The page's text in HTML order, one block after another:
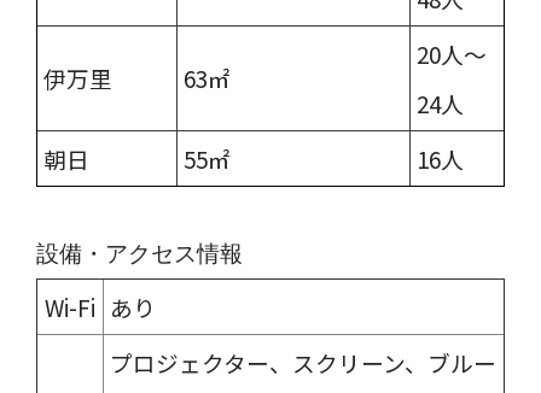
伊万里 63㎡
20人〜
24人
朝日
55㎡ 16人
設備・アクセス情報
Wi-Fi あり
プロジェクター、スクリーン、ブルー